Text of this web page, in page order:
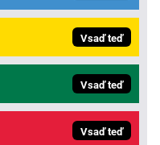
Vsaď teď
Vsaď teď
Vsaď teď